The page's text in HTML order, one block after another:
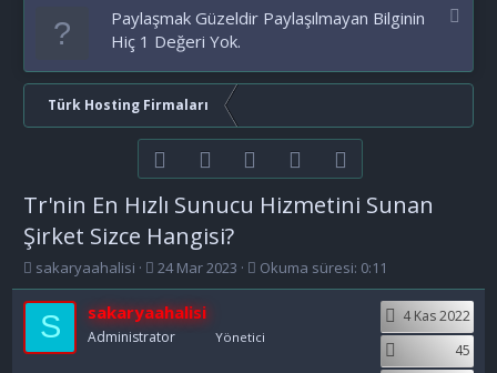
Paylaşmak Güzeldir Paylaşılmayan Bilginin
Hiç 1 Değeri Yok.
Türk Hosting Firmaları
FacebookTwitter youtubeBize ulaşın
Tr'nin En Hızlı Sunucu Hizmetini Sunan
Şirket Sizce Hangisi?
K
o
n
b
sakaryaahalisi
B
a
ş
l
a
24 Mar 2023 Okuma süresi: 0:11
S sakaryaahalisi
Administrator Yönetici
4 Kas 2022
45